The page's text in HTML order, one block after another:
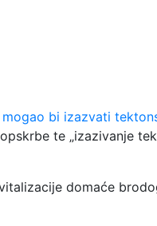
bi izazvati
te „izazivanje
domaće